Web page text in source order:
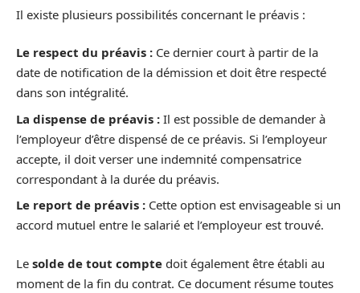
Il existe plusieurs possibilités concernant le préavis :
Le respect du préavis : Ce dernier court à partir de la
date de notification de la démission et doit être respecté
dans son intégralité.
La dispense de préavis : Il est possible de demander à
l’employeur d’être dispensé de ce préavis. Si l’employeur
accepte, il doit verser une indemnité compensatrice
correspondant à la durée du préavis.
Le report de préavis : Cette option est envisageable si un
accord mutuel entre le salarié et l’employeur est trouvé.
Le solde de tout compte doit également être établi au
moment de la fin du contrat. Ce document résume toutes